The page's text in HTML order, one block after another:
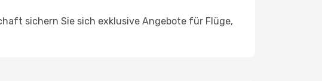
sichern Sie sich exklusive Angebote für Flüge,